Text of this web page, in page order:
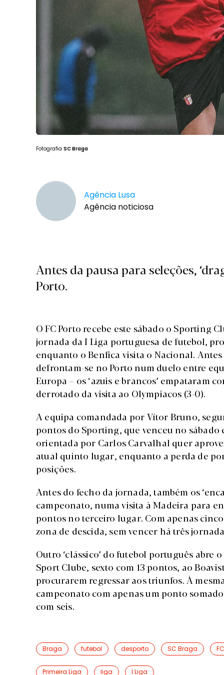
Fotografia SC Braga
Agência Lusa
Agência noticiosa
Antes da pausa para seleções,
Porto.
O FC Porto recebe este sábado o Sporting
jornada da I Liga portuguesa de futebol,
enquanto o Benfica visita o Nacional.
defrontam-se no Porto num duelo entre
Europa – os ‘azuis e brancos’ empataram
derrotado da visita ao Olympiacos (3-0).
A equipa comandada por Vítor Bruno,
pontos do Sporting, que venceu no sábado
orientada por Carlos Carvalhal quer
atual quinto lugar, enquanto a perda de
posições.
Antes do fecho da jornada, também os
campeonato, numa visita à Madeira para
pontos no terceiro lugar. Com apenas
zona de descida, sem vencer há três
Outro ‘clássico’ do futebol português abre
Sport Clube, sexto com 13 pontos, ao
procurarem regressar aos triunfos. À
campeonato com apenas um ponto
com seis.
Braga futebol desporto SC Braga
Primeira Liga liga I Liga